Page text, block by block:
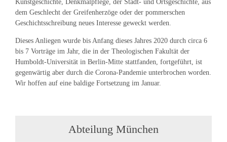
Kunstgeschichte, Denkmalpflege, der Stadt- und Ortsgeschichte, aus
dem Geschlecht der Greifenherzöge oder der pommerschen
Geschichtsschreibung neues Interesse geweckt werden.
Dieses Anliegen wurde bis Anfang dieses Jahres 2020 durch circa 6
bis 7 Vorträge im Jahr, die in der Theologischen Fakultät der
Humboldt-Universität in Berlin-Mitte stattfanden, fortgeführt, ist
gegenwärtig aber durch die Corona-Pandemie unterbrochen worden.
Wir hoffen auf eine baldige Fortsetzung im Januar.
Abteilung München